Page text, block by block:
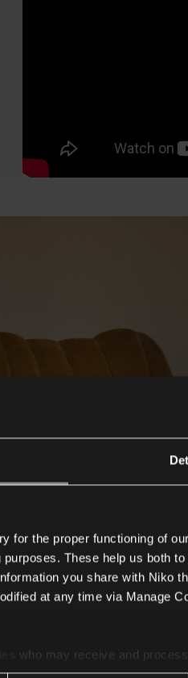
for the proper functioning of
These help us both
you share with Niko
at any time via Manage
who may receive and